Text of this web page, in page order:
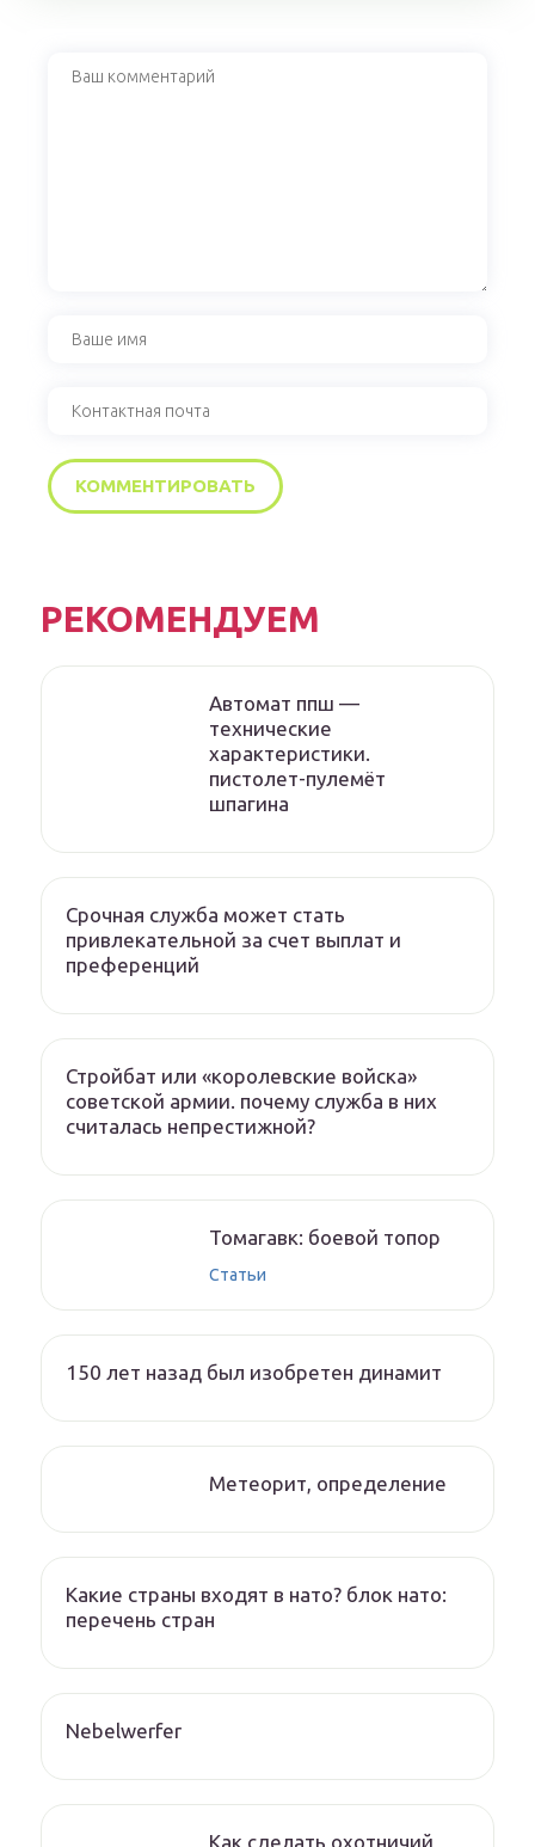
РЕКОМЕНДУЕМ
Автомат ппш —
технические
характеристики.
пистолет-пулемёт
шпагина
Срочная служба может стать
привлекательной за счет выплат и
преференций
Стройбат или «королевские войска»
советской армии. почему служба в них
считалась непрестижной?
Томагавк: боевой топор
Статьи
150 лет назад был изобретен динамит
Метеорит, определение
Какие страны входят в нато? блок нато:
перечень стран
Nebelwerfer
Как сделать охотничий